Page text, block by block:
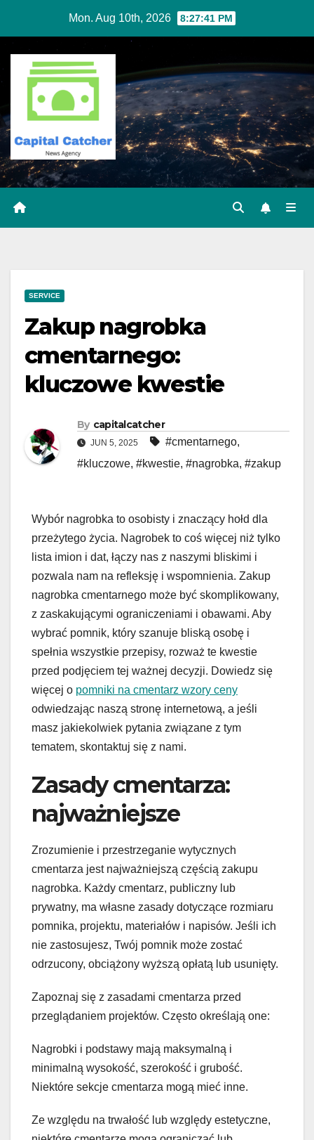
content
Mon. Aug 10th, 2026 8:27:42 PM
SERVICE
Zakup nagrobka
cmentarnego:
kluczowe kwestie
By capitalcatcher
JUN 5, 2025 #cmentarnego,
#kluczowe, #kwestie, #nagrobka, #zakup
Wybór nagrobka to osobisty i znaczący hołd dla
przeżytego życia. Nagrobek to coś więcej niż tylko
lista imion i dat, łączy nas z naszymi bliskimi i
pozwala nam na refleksję i wspomnienia. Zakup
nagrobka cmentarnego może być skomplikowany,
z zaskakującymi ograniczeniami i obawami. Aby
wybrać pomnik, który szanuje bliską osobę i
spełnia wszystkie przepisy, rozważ te kwestie
przed podjęciem tej ważnej decyzji. Dowiedz się
więcej o pomniki na cmentarz wzory ceny
odwiedzając naszą stronę internetową, a jeśli
masz jakiekolwiek pytania związane z tym
tematem, skontaktuj się z nami.
Zasady cmentarza:
najważniejsze
Zrozumienie i przestrzeganie wytycznych
cmentarza jest najważniejszą częścią zakupu
nagrobka. Każdy cmentarz, publiczny lub
prywatny, ma własne zasady dotyczące rozmiaru
pomnika, projektu, materiałów i napisów. Jeśli ich
nie zastosujesz, Twój pomnik może zostać
odrzucony, obciążony wyższą opłatą lub usunięty.
Zapoznaj się z zasadami cmentarza przed
przeglądaniem projektów. Często określają one:
Nagrobki i podstawy mają maksymalną i
minimalną wysokość, szerokość i grubość.
Niektóre sekcje cmentarza mogą mieć inne.
Ze względu na trwałość lub względy estetyczne,